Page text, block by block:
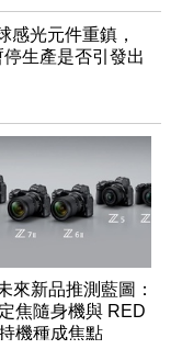
感光元件重鎮，
生產是否引發出
來新品推測藍圖：
焦隨身機與 RED
機種成焦點